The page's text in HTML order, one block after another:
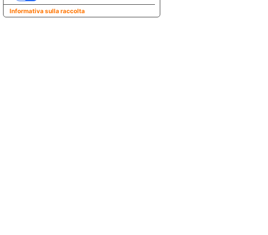
Informativa sulla raccolta